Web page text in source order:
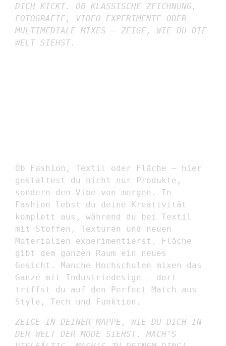
DICH KICKT. OB KLASSISCHE ZEICHNUNG,
FOTOGRAFIE, VIDEO-EXPERIMENTE ODER
MULTIMEDIALE MIXES – ZEIGE, WIE DU DIE
WELT SIEHST.
Ob Fashion, Textil oder Fläche – hier
gestaltest du nicht nur Produkte,
sondern den Vibe von morgen. In
Fashion lebst du deine Kreativität
komplett aus, während du bei Textil
mit Stoffen, Texturen und neuen
Materialien experimentierst. Fläche
gibt dem ganzen Raum ein neues
Gesicht. Manche Hochschulen mixen das
Ganze mit Industriedesign – dort
triffst du auf den Perfect Match aus
Style, Tech und Funktion.
ZEIGE IN DEINER MAPPE, WIE DU DICH IN
DER WELT DER MODE SIEHST. MACH’S